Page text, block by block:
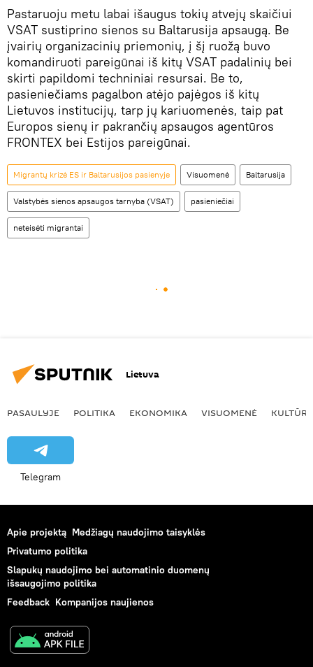
Pastaruoju metu labai išaugus tokių atvejų skaičiui
VSAT sustiprino sienos su Baltarusija apsaugą. Be
įvairių organizacinių priemonių, į šį ruožą buvo
komandiruoti pareigūnai iš kitų VSAT padalinių bei
skirti papildomi techniniai resursai. Be to,
pasieniečiams pagalbon atėjo pajėgos iš kitų
Lietuvos institucijų, tarp jų kariuomenės, taip pat
Europos sienų ir pakrančių apsaugos agentūros
FRONTEX bei Estijos pareigūnai.
Migrantų krizė ES ir Baltarusijos pasienyje Visuomenė Baltarusija
Valstybės sienos apsaugos tarnyba (VSAT) pasieniečiai
neteisėti migrantai
Lietuva
PASAULYJE POLITIKA EKONOMIKA VISUOMENĖ KULTŪRA
Telegram
Apie projektą Medžiagų naudojimo taisyklės
Privatumo politika
Slapukų naudojimo bei automatinio duomenų
išsaugojimo politika
Feedback Kompanijos naujienos